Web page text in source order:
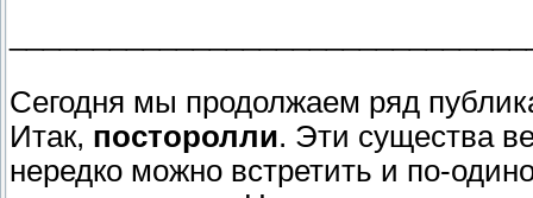
Сегодня мы продолжаем ряд
Итак, посторолли. Эти существа
нередко можно встретить и по-